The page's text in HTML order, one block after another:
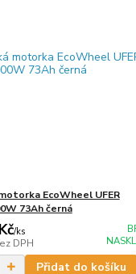
EcoWheel UFER
73Ah černá
/ks
DPH
Přidat do košíku